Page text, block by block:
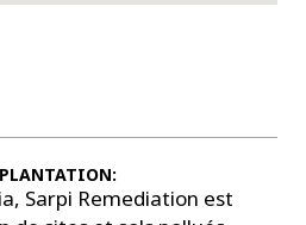
Sarpi Remediation est